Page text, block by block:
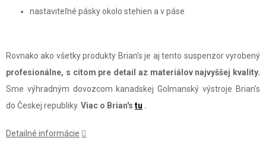
nastaviteľné pásky okolo stehien a v páse
Rovnako ako všetky produkty Brian's je aj tento suspenzor vyrobený
profesionálne, s citom pre detail az materiálov najvyššej kvality.
Sme výhradným dovozcom kanadskej Golmanský výstroje Brian's
do Českej republiky. Viac o Brian's tu .
Detailné informácie